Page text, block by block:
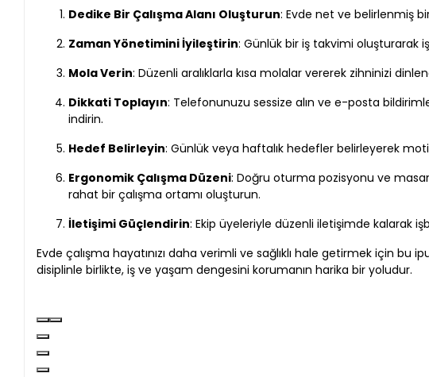
Dedike Bir Çalışma Alanı Oluşturun: Evde net ve belirlenmiş
Zaman Yönetimini İyileştirin: Günlük bir iş takvimi oluşturarak
Mola Verin: Düzenli aralıklarla kısa molalar vererek zihninizi
Dikkati Toplayın: Telefonunuzu sessize alın ve e-posta
indirin.
Hedef Belirleyin: Günlük veya haftalık hedefler belirleyerek
Ergonomik Çalışma Düzeni: Doğru oturma pozisyonu ve
rahat bir çalışma ortamı oluşturun.
İletişimi Güçlendirin: Ekip üyeleriyle düzenli iletişimde kalarak
Evde çalışma hayatınızı daha verimli ve sağlıklı hale getirmek için bu
disiplinle birlikte, iş ve yaşam dengesini korumanın harika bir yoludur.